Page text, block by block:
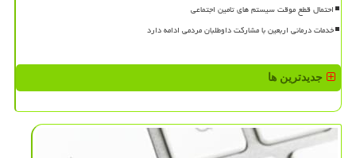
احتمال قطع موقت سیستم های تامین اجتماعی
خدمات درمانی اربعین با مشارکت داوطلبان مردمی ادامه دارد
جدیدترین ها